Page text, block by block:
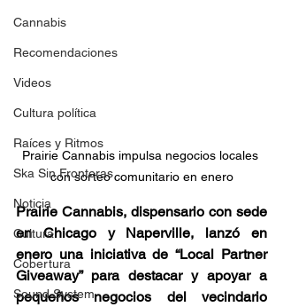
Cannabis
Recomendaciones
Videos
Cultura política
Raíces y Ritmos
Ska Sin Fronteras
Noticia
Cultura
Cobertura
Sound System
Prairie Cannabis impulsa negocios locales
con sorteo comunitario en enero
Prairie Cannabis, dispensario con sede
en Chicago y Naperville, lanzó en
enero una iniciativa de “Local Partner
Giveaway” para destacar y apoyar a
pequeños negocios del vecindario